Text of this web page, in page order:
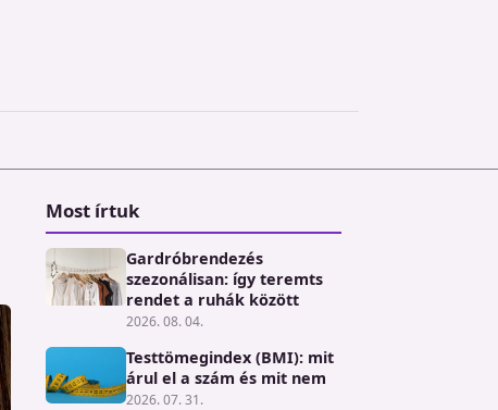
Most írtuk
Gardróbrendezés
szezonálisan: így teremts
rendet a ruhák között
2026. 08. 04.
Testtömegindex (BMI): mit
árul el a szám és mit nem
2026. 07. 31.